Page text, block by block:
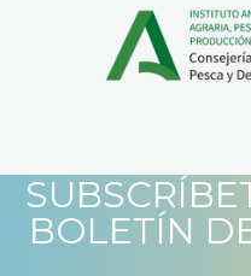
BOLETÍN